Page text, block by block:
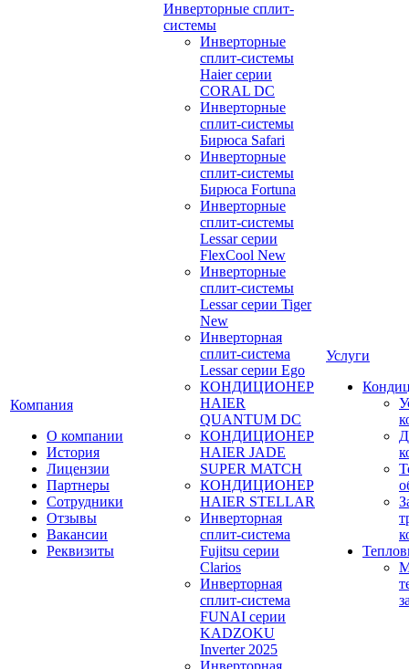
Компания
О компании
История
Лицензии
Партнеры
Сотрудники
Отзывы
Вакансии
Реквизиты
Инверторные сплит-
системы
Инверторные
сплит-системы
Haier серии
CORAL DC
Инверторные
сплит-системы
Бирюса Safari
Инверторные
сплит-системы
Бирюса Fortuna
Инверторные
сплит-системы
Lessar серии
FlexCool New
Инверторные
сплит-системы
Lessar серии Tiger
New
Инверторная
сплит-система
Lessar серии Ego
КОНДИЦИОНЕР
HAIER
QUANTUM DC
КОНДИЦИОНЕР
HAIER JADE
SUPER MATCH
КОНДИЦИОНЕР
HAIER STELLAR
Инверторная
сплит-система
Fujitsu серии
Clarios
Инверторная
сплит-система
FUNAI серии
KADZOKU
Inverter 2025
Инверторная
Услуги